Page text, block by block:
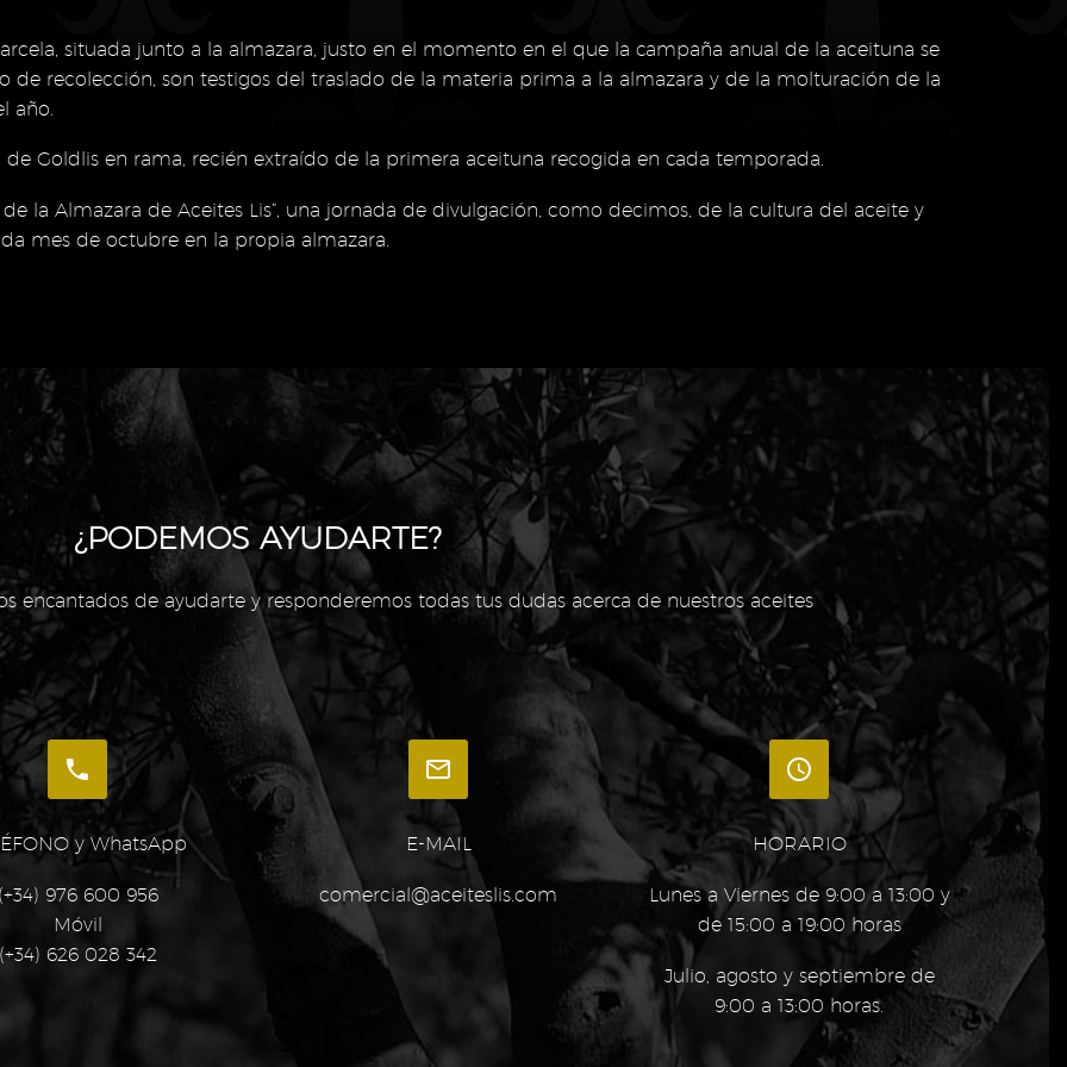
situada junto a la almazara, justo en el momento en el que la campaña anual de la aceituna se
de recolección, son testigos del traslado de la materia prima a la almazara y de la molturación de la
año.
Goldlis en rama, recién extraído de la primera aceituna recogida en cada temporada.
la Almazara de Aceites Lis”, una jornada de divulgación, como decimos, de la cultura del aceite y
mes de octubre en la propia almazara.
¿PODEMOS AYUDARTE?
encantados de ayudarte y responderemos todas tus dudas acerca de nuestros aceites


y WhatsApp
976 600 956
Móvil
626 028 342


E-MAIL
comercial@aceiteslis.com


HORARIO
Lunes a Viernes de 9:00 a 13:00 y
de 15:00 a 19:00 horas
Julio, agosto y septiembre de
9:00 a 13:00 horas.